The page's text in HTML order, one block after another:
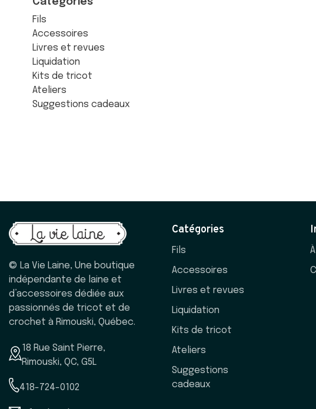
Fils
Accessoires
Livres et revues
Liquidation
Kits de tricot
Ateliers
Suggestions cadeaux
© La Vie Laine, Une boutique
indépendante de laine et
d’accessoires dédiée aux
passionnés de tricot et de
crochet à Rimouski, Québec.
18 Rue Saint Pierre,
Rimouski, QC, G5L
418-724-0102
Catégories
Fils
Accessoires
Livres et revues
Liquidation
Kits de tricot
Ateliers
Suggestions
cadeaux